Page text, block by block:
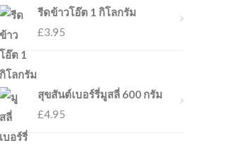
รีดข้าวโอ๊ต 1 กิโลกรัม
£3.95
สุขสันต์เบอร์รี่มูสลี่ 600 กรัม
£4.95